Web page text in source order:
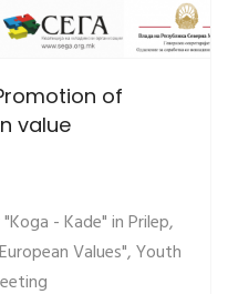
of
value
- Kade" in Prilep,
Values", Youth